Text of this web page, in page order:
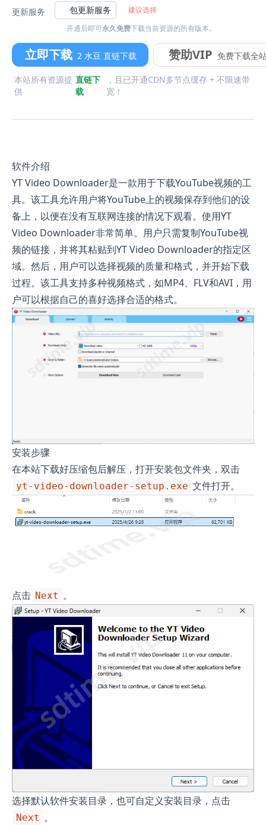
更新服务 包更新服务
建议选择
开通后即可永久免费下载当前资源的所有版本。
立即下载 2 水豆 直链下载 赞助VIP 免费下载全
本站所有资源提
供
直链下
载
，且已开通CDN多节点缓存 + 不限速带
宽！
软件介绍
YT Video Downloader是一款用于下载YouTube视频的工
具。该工具允许用户将YouTube上的视频保存到他们的设
备上，以便在没有互联网连接的情况下观看。使用YT
Video Downloader非常简单。用户只需复制YouTube视
频的链接，并将其粘贴到YT Video Downloader的指定区
域。然后，用户可以选择视频的质量和格式，并开始下载
过程。该工具支持多种视频格式，如MP4、FLV和AVI，用
户可以根据自己的喜好选择合适的格式。
安装步骤
在本站下载好压缩包后解压，打开安装包文件夹，双击
yt-video-downloader-setup.exe 文件打开。
点击 Next 。
选择默认软件安装目录，也可自定义安装目录，点击
Next 。